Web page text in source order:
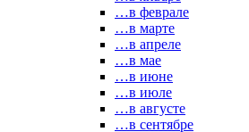
…в феврале
…в марте
…в апреле
…в мае
…в июне
…в июле
…в августе
…в сентябре